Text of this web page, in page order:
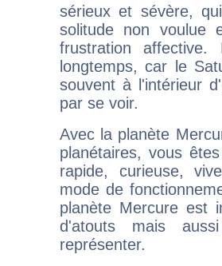
sérieux et sévère,
solitude non voulue
frustration
longtemps, car le
souvent à l'intérieur
par se voir.
Avec la planète
planétaires, vous
rapide, curieuse,
mode de
planète Mercure est
d'atouts mais
représenter.